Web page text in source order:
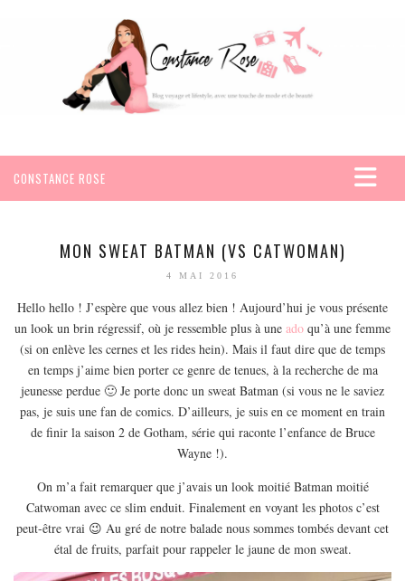
CONSTANCE ROSE
VOYAGES
SEYCHELLES
AMÉRIQUE
MEXIQUE
EUROPE
HONGRIE
ITALIE
MON SWEAT BATMAN (VS CATWOMAN)
4 MAI 2016
Hello hello ! J’espère que vous allez bien ! Aujourd’hui je vous présente
un look un brin régressif, où je ressemble plus à une ado qu’à une femme
(si on enlève les cernes et les rides hein). Mais il faut dire que de temps
en temps j’aime bien porter ce genre de tenues, à la recherche de ma
jeunesse perdue 🙂 Je porte donc un sweat Batman (si vous ne le saviez
pas, je suis une fan de comics. D’ailleurs, je suis en ce moment en train
de finir la saison 2 de Gotham, série qui raconte l’enfance de Bruce
Wayne !).
On m’a fait remarquer que j’avais un look moitié Batman moitié
Catwoman avec ce slim enduit. Finalement en voyant les photos c’est
peut-être vrai 😉 Au gré de notre balade nous sommes tombés devant cet
étal de fruits, parfait pour rappeler le jaune de mon sweat.